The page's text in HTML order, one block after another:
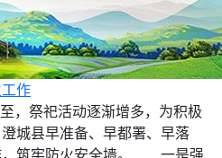
作
祭祀活动逐渐增多，为积极
城县早准备、早都署、早落